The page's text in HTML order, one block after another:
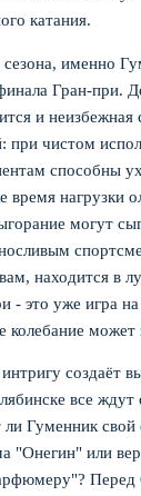
катания.
сезона, именно
Гран-при.
и неизбежная
при чистом
способны
время нагрузки
могут
находится в
- это уже игра на
колебание
создаёт
все ждут
ли Гуменник
"Онегин" или
Перед